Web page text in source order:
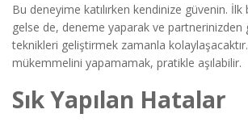
Bu deneyime katılırken kendinize güvenin.
gelse de, deneme yaparak ve partnerinizden
teknikleri geliştirmek zamanla
mükemmelini yapamamak, pratikle aşılabilir.
Sık Yapılan Hatalar